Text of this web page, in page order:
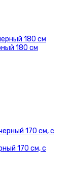
180 см
170 см, с